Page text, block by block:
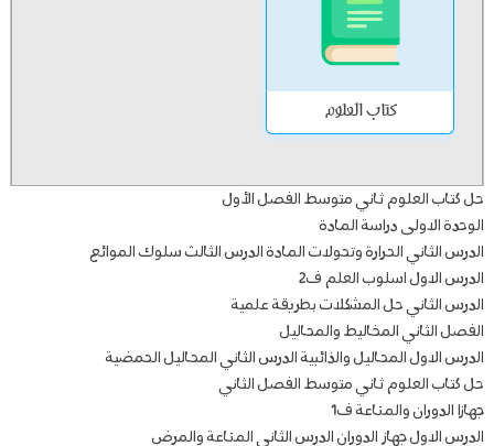
كتاب العلوم
حل كتاب العلوم ثاني متوسط الفصل الأول
الوحدة الاولى دراسة المادة
الدرس الثاني الحرارة وتحولات المادة الدرس الثالث سلوك الموائع
الدرس الاول اسلوب العلم ف2
الدرس الثاني حل المشكلات بطريقة علمية
الفصل الثاني المخاليط والمحاليل
الدرس الاول المحاليل والذائبية الدرس الثاني المحاليل الحمضية
حل كتاب العلوم ثاني متوسط الفصل الثاني
جهازا الدوران والمناعة ف1
الدرس الاول جهاز الدوران الدرس الثاني المناعة والمرض